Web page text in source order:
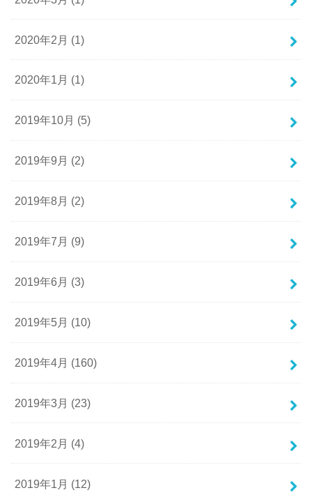
2020年2月 (1)
2020年1月 (1)
2019年10月 (5)
2019年9月 (2)
2019年8月 (2)
2019年7月 (9)
2019年6月 (3)
2019年5月 (10)
2019年4月 (160)
2019年3月 (23)
2019年2月 (4)
2019年1月 (12)